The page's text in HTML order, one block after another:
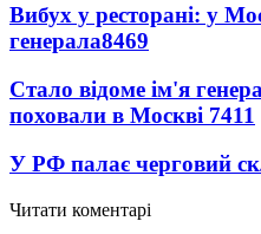
Вибух у ресторані: у
генерала8469
Стало відоме ім'я
поховали в Москві 7411
У РФ палає черговий
Читати коментарі